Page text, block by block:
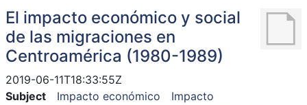
El impacto económico y social
de las migraciones en
Centroamérica (1980-1989)
2019-06-11T18:33:55Z
Subject
Impacto económico
Impacto